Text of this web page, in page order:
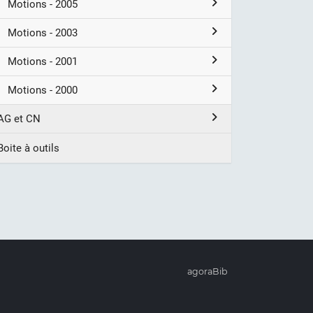
Motions - 2005
Motions - 2003
Motions - 2001
Motions - 2000
et CN
à outils
agoraBib